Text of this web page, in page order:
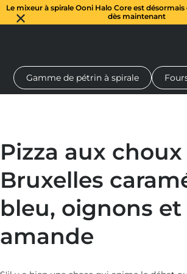
Le mixeur à spirale Ooni Halo Core est
dès maintenant
à pizza au feu de bois Pétrin à pâte
Gamme de pétrin à spirale
Pizza aux
Bruxelles
bleu, oignons et
amande